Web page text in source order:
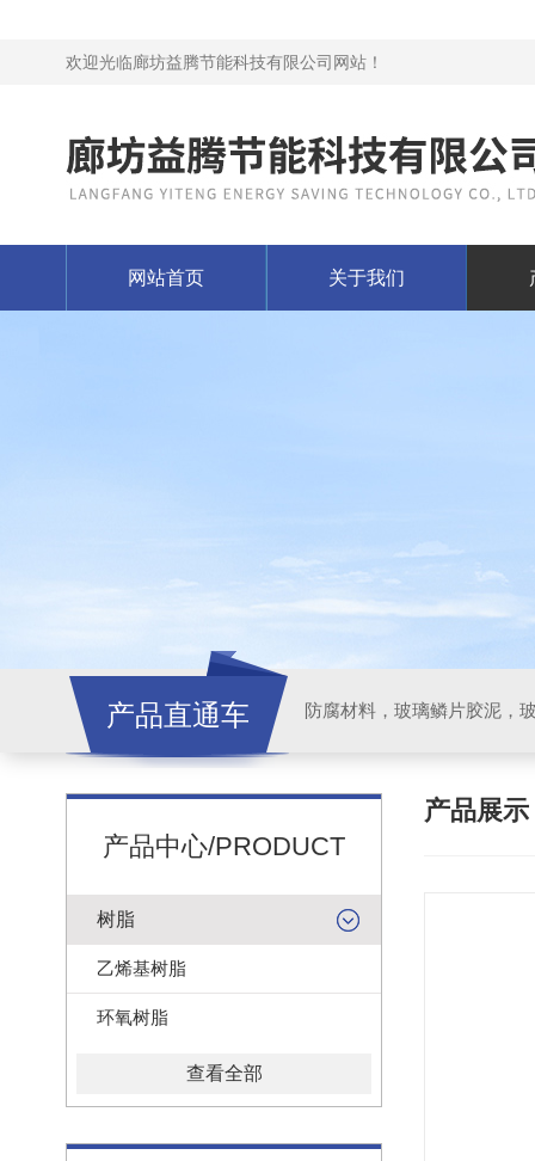
欢迎光临廊坊益腾节能科技有限公司网站！
网站首页 关于我们
产品直通车
产品中心/PRODUCT
树脂
乙烯基树脂
环氧树脂
查看全部
产品展示